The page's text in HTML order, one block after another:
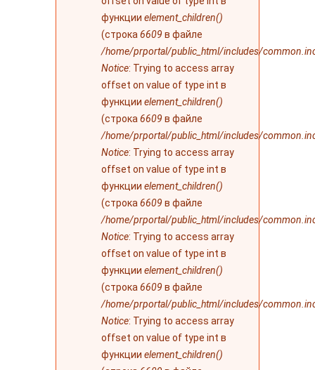
функции element_children()
(строка 6609 в файле
/home/prportal/public_html/includes/
Notice: Trying to access array
offset on value of type int в
функции element_children()
(строка 6609 в файле
/home/prportal/public_html/includes/
Notice: Trying to access array
offset on value of type int в
функции element_children()
(строка 6609 в файле
/home/prportal/public_html/includes/
Notice: Trying to access array
offset on value of type int в
функции element_children()
(строка 6609 в файле
/home/prportal/public_html/includes/
Notice: Trying to access array
offset on value of type int в
функции element_children()